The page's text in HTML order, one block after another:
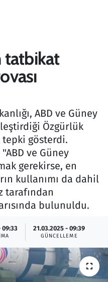
tatbikat
ABD ve Güney
Özgürlük
tepki gösterdi.
ve Güney
gerekirse, en
kullanımı da dahil
tarafından
bulunuldu.
09:33 21.03.2025 - 09:39
GÜNCELLEME